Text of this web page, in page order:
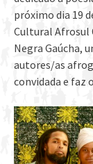
próximo dia 19
Cultural Afrosul
Negra Gaúcha,
autores/as
convidada e faz